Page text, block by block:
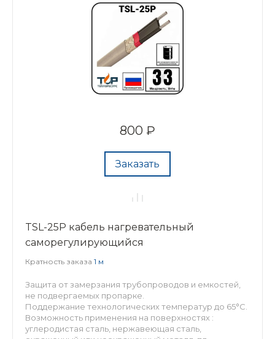
800 ₽
Заказать
TSL-25P кабель нагревательный
саморегулирующийся
Кратность заказа 1 м
Защита от замерзания трубопроводов и емкостей,
не подвергаемых пропарке.
Поддержание технологических температур до 65°С.
Возможность применения на поверхностях :
углеродистая сталь, нержавеющая сталь,